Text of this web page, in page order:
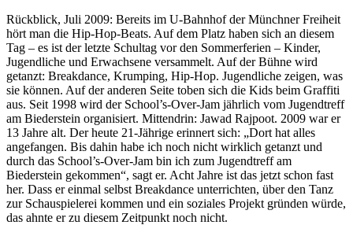
Rückblick, Juli 2009: Bereits im U-Bahnhof der Münchner Freiheit
hört man die Hip-Hop-Beats. Auf dem Platz haben sich an diesem
Tag – es ist der letzte Schultag vor den Sommerferien – Kinder,
Jugendliche und Erwachsene versammelt. Auf der Bühne wird
getanzt: Breakdance, Krumping, Hip-Hop. Jugendliche zeigen, was
sie können. Auf der anderen Seite toben sich die Kids beim Graffiti
aus. Seit 1998 wird der School’s-Over-Jam jährlich vom Jugendtreff
am Biederstein organisiert. Mittendrin: Jawad Rajpoot. 2009 war er
13 Jahre alt. Der heute 21-Jährige erinnert sich: „Dort hat alles
angefangen. Bis dahin habe ich noch nicht wirklich getanzt und
durch das School’s-Over-Jam bin ich zum Jugendtreff am
Biederstein gekommen“, sagt er. Acht Jahre ist das jetzt schon fast
her. Dass er einmal selbst Breakdance unterrichten, über den Tanz
zur Schauspielerei kommen und ein soziales Projekt gründen würde,
das ahnte er zu diesem Zeitpunkt noch nicht.